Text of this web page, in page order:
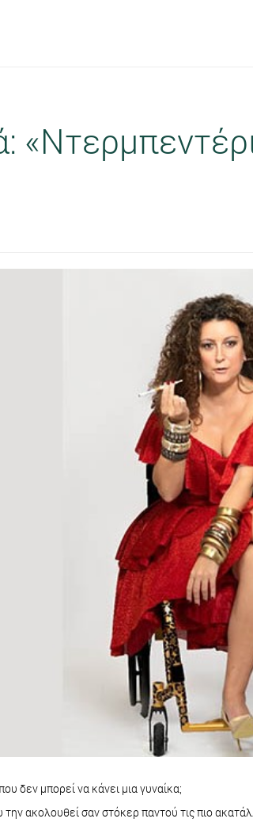
δεν μπορεί να κάνει μια γυναίκα;
ακολουθεί σαν στόκερ παντού τις πιο